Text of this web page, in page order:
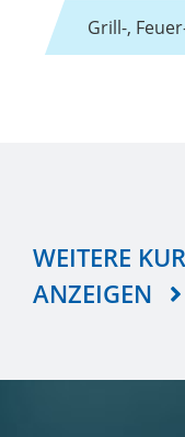
Grill-,
WEITERE
ANZEIGEN